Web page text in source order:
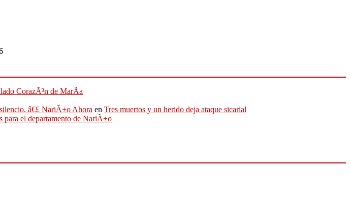
CorazÃ³n de MarÃ­a
silencio. â€£ NariÃ±o Ahora en Tres muertos y un herido deja ataque sicarial
para el departamento de NariÃ±o